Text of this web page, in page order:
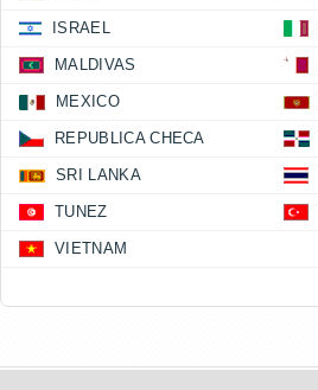
ISRAEL
MALDIVAS
MEXICO
REPUBLICA CHECA
SRI LANKA
TUNEZ
VIETNAM